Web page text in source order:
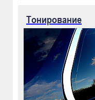
Тонирование